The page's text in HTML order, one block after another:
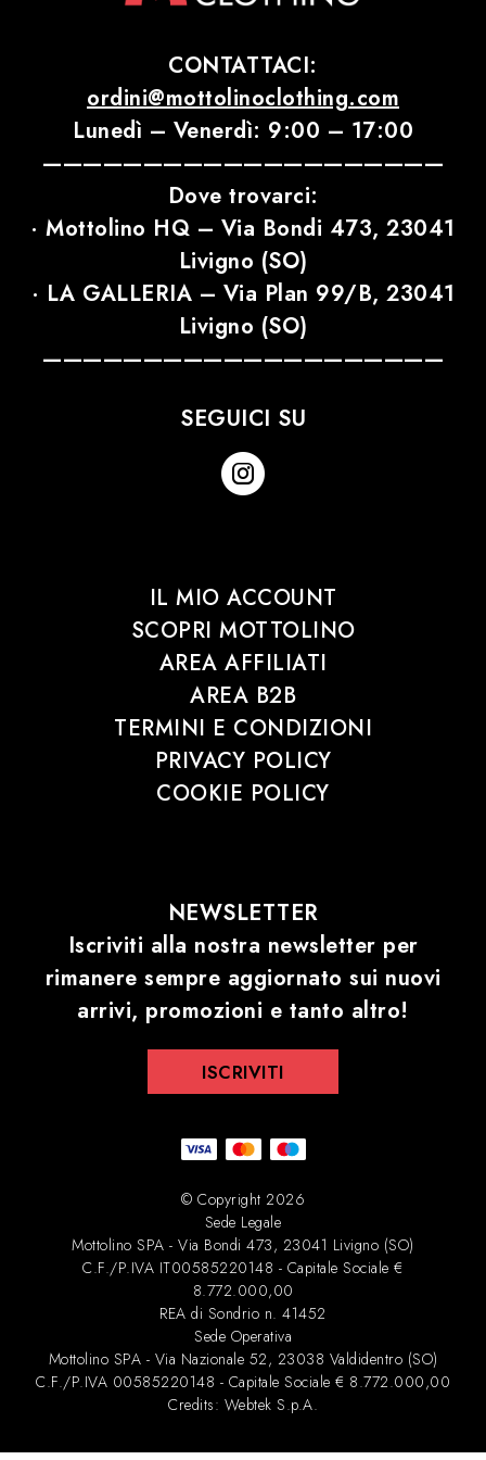
CONTATTACI:
ordini@mottolinoclothing.com
Lunedì – Venerdì: 9:00 – 17:00
————————————————————
Dove trovarci:
· Mottolino HQ – Via Bondi 473, 23041
Livigno (SO)
· LA GALLERIA – Via Plan 99/B, 23041
Livigno (SO)
————————————————————
SEGUICI SU
IL MIO ACCOUNT
SCOPRI MOTTOLINO
AREA AFFILIATI
AREA B2B
TERMINI E CONDIZIONI
PRIVACY POLICY
COOKIE POLICY
NEWSLETTER
Iscriviti alla nostra newsletter per
rimanere sempre aggiornato sui nuovi
arrivi, promozioni e tanto altro!
ISCRIVITI
© Copyright 2026
Sede Legale
Mottolino SPA - Via Bondi 473, 23041 Livigno (SO)
C.F./P.IVA IT00585220148 - Capitale Sociale €
8.772.000,00
REA di Sondrio n. 41452
Sede Operativa
Mottolino SPA - Via Nazionale 52, 23038 Valdidentro (SO)
C.F./P.IVA 00585220148 - Capitale Sociale € 8.772.000,00
Credits: Webtek S.p.A.